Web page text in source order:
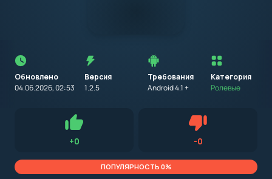
Обновлено
04.06.2026, 02:53
Версия
1.2.5
Требования
Android 4.1 +
установкой
приложения
на
устройство
с
указываем
минимальные
Категория
Ролевые
обращать внимание на установленную версию Android
OS. Мы указываем минимально необходимую версию для
+0Нравится -0Не нравится
ПОПУЛЯРНОСТЬ 0%